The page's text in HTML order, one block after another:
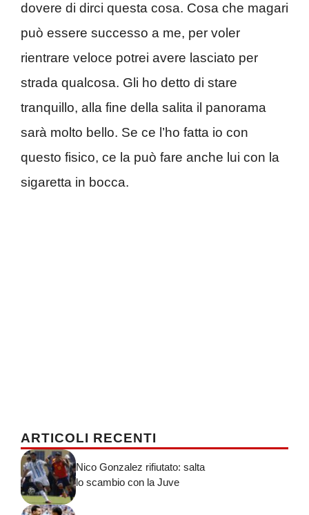
dovere di dirci questa cosa. Cosa che magari
può essere successo a me, per voler
rientrare veloce potrei avere lasciato per
strada qualcosa. Gli ho detto di stare
tranquillo, alla fine della salita il panorama
sarà molto bello. Se ce l’ho fatta io con
questo fisico, ce la può fare anche lui con la
sigaretta in bocca.
ARTICOLI RECENTI
Nico Gonzalez rifiutato: salta
lo scambio con la Juve